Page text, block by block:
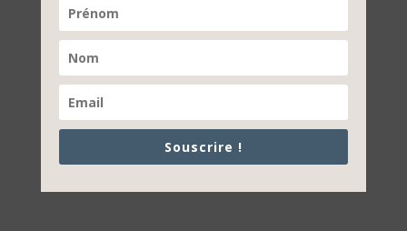
Souscrire !